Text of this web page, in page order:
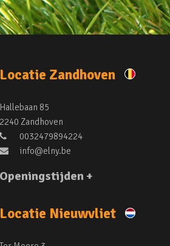
Locatie Zandhoven
Hallebaan 85
2240 Zandhoven
0032479894224
info@elny.be
Openingstijden +
Locatie Nieuwvliet